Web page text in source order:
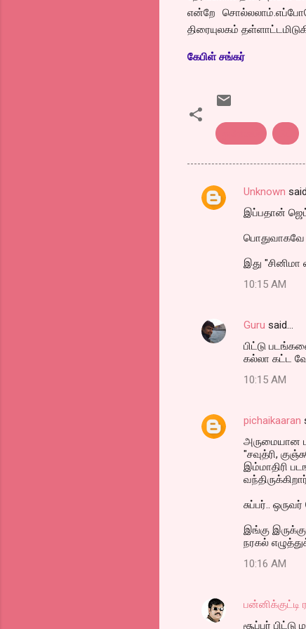
என்றே
திரையுலகம்
கேபிள் சங்கர்
C
s
Unknown
இப்பதான்
பொதுவாகவே
இது "சினிமா
10:15 AM
Guru said…
பிட்டு
கல்லா கட்ட
10:15 AM
pichaikaaran
அருமையான
"சவுத்ரி,
இம்மாதிரி
சுப்பர்..
இங்கு
நரகல்
10:16 AM
பன்னிக்குட்டி
சூப்பர்